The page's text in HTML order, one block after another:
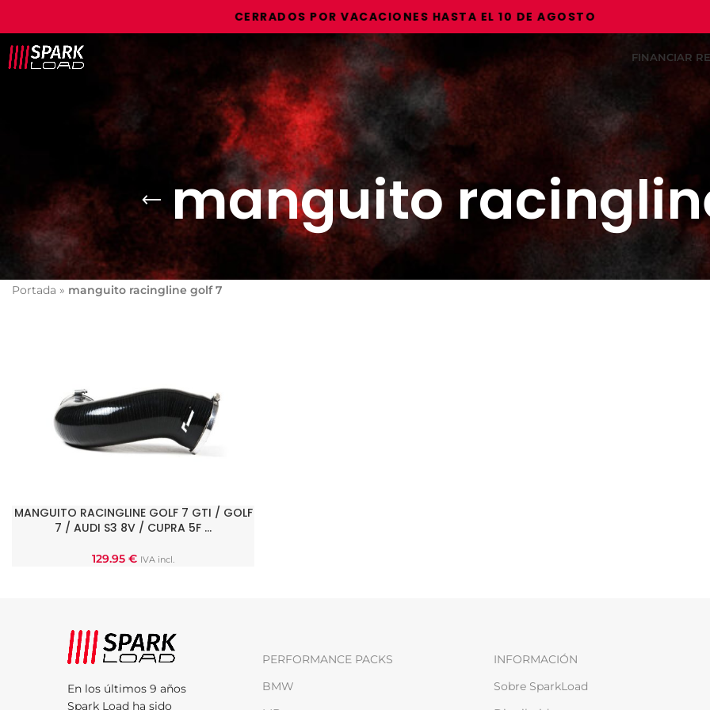
CERRADOS POR VACACIONES HASTA EL 10 DE AGOSTO
FINANCIAR
manguito
Portada » manguito racingline golf 7
AÑADIR AL CARRITO
MANGUITO RACINGLINE GOLF 7 GTI / GOLF
7 / AUDI S3 8V / CUPRA 5F …
129.95 € IVA incl.
En los últimos 9 años
Spark Load ha sido
PERFORMANCE PACKS
BMW
INFORMACIÓN
Sobre SparkLoad